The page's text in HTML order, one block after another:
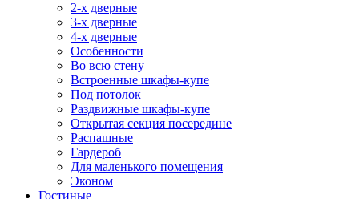
2-х дверные
3-х дверные
4-х дверные
Особенности
Во всю стену
Встроенные шкафы-купе
Под потолок
Раздвижные шкафы-купе
Открытая секция посередине
Распашные
Гардероб
Для маленького помещения
Эконом
Гостиные